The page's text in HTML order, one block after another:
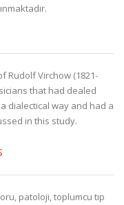
Rudolf Virchow (1821-
that had dealed
dialectical way and had a
in this study.
patoloji, toplumcu tıp